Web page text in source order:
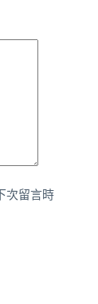
次留言時